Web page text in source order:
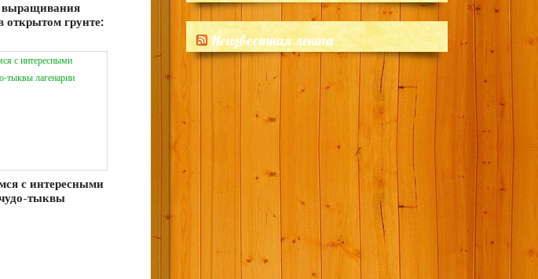
открытом грунте:
с интересными
тыквы
Неизвестная лента